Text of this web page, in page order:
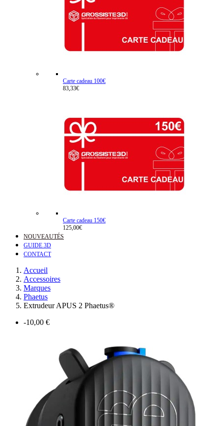
Carte cadeau 100€
83,33€
Carte cadeau 150€
125,00€
NOUVEAUTÉS
GUIDE 3D
CONTACT
Accueil
Accessoires
Marques
Phaetus
Extrudeur APUS 2 Phaetus®
-10,00 €